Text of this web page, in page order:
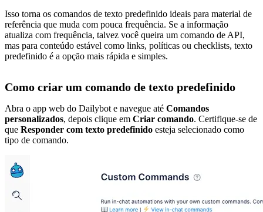
Isso torna os comandos de texto predefinido ideais para material de
referência que muda com pouca frequência. Se a informação
atualiza com frequência, talvez você queira um comando de API,
mas para conteúdo estável como links, políticas ou checklists, texto
predefinido é a opção mais rápida e simples.
Como criar um comando de texto predefinido
Abra o app web do Dailybot e navegue até Comandos
personalizados, depois clique em Criar comando. Certifique-se de
que Responder com texto predefinido esteja selecionado como
tipo de comando.